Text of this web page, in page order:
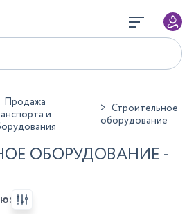
Продажа
и
Строительное
оборудование
ОБОРУДОВАНИЕ -